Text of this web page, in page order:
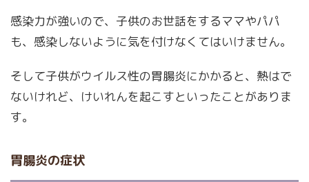
感染力が強いので、子供のお世話をするママやパパ
も、感染しないように気を付けなくてはいけません。
そして子供がウイルス性の胃腸炎にかかると、熱はで
ないけれど、けいれんを起こすといったことがありま
す。
胃腸炎の症状